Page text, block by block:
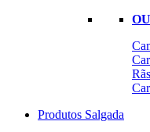
Rãs
Produtos Salgada